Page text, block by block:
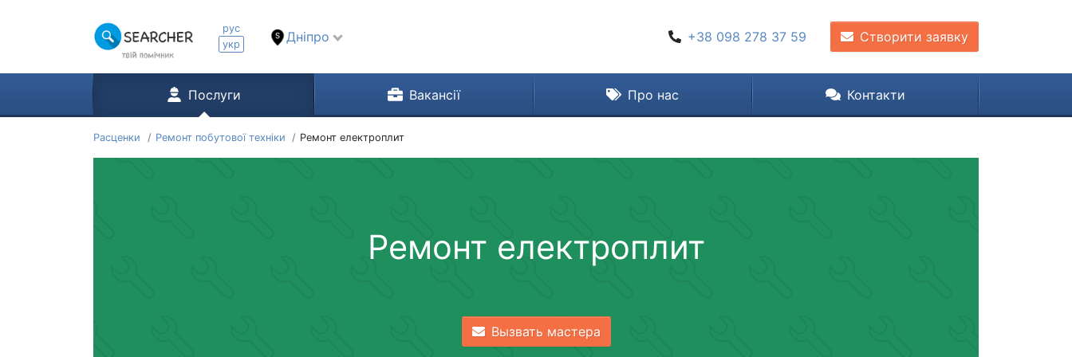
рус
укр
Дніпро +38 098 278 37 59 Створити заявку
Послуги Вакансії Про нас Контакти
Расценки Ремонт побутової техніки Ремонт електроплит
Ремонт електроплит
Вызвать мастера